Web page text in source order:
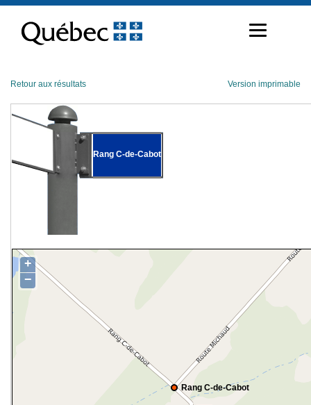
contenu
Retour aux résultats Version imprimable
Rang C-de-Cabot
Rang C-de-Cabot
+
−